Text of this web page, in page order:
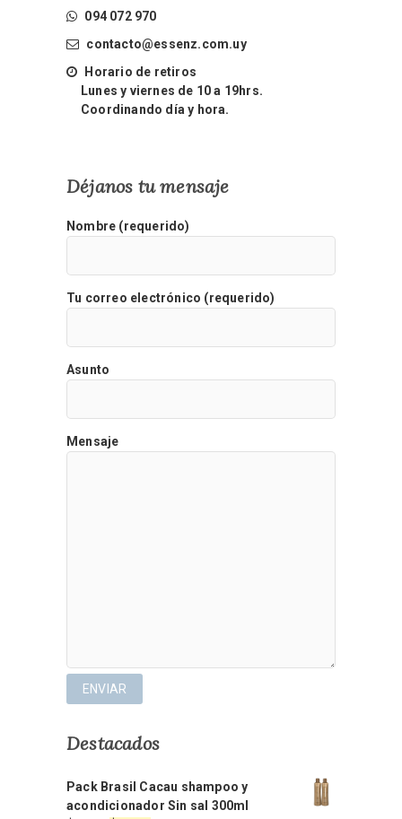
094 072 970
contacto@essenz.com.uy
Horario de retiros
Lunes y viernes de 10 a 19hrs.
Coordinando día y hora.
Déjanos tu mensaje
Nombre (requerido)
Tu correo electrónico (requerido)
Asunto
Mensaje
Destacados
Pack Brasil Cacau shampoo y
acondicionador Sin sal 300ml